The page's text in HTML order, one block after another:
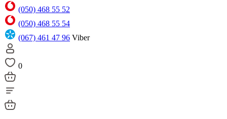
(050) 468 55 52
(050) 468 55 54
(067) 461 47 96 Viber
0